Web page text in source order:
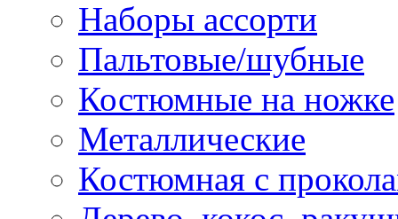
Наборы ассорти
Пальтовые/шубные
Костюмные на ножке
Металлические
Костюмная с